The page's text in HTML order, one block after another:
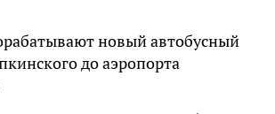
новый автобусный
до аэропорта